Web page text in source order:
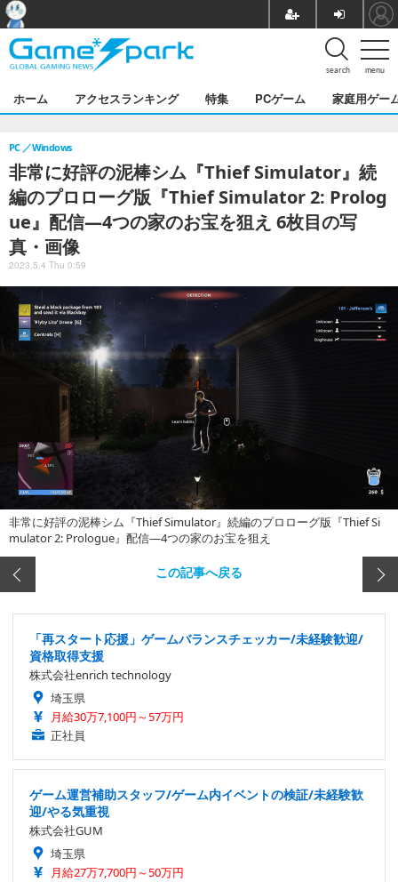
menu
search
ホーム アクセスランキング 特集 PCゲーム 家庭用ゲー
非常に好評の泥棒シム『Thief Simulator』続
編のプロローグ版『Thief Simulator 2: Prolog
ue』配信―4つの家のお宝を狙え 6枚目の写
真・画像
PC Windows
2023.5.4 Thu 0:59
非常に好評の泥棒シム『Thief Simulator』続編のプロローグ版『Thief Si
mulator 2: Prologue』配信―4つの家のお宝を狙え
この記事へ戻る
「再スタート応援」ゲームバランスチェッカー/未経験歓迎/
資格取得支援
株式会社enrich technology
埼玉県
月給30万7,100円～57万円
正社員
ゲーム運営補助スタッフ/ゲーム内イベントの検証/未経験歓
迎/やる気重視
株式会社GUM
埼玉県
月給27万7,700円～50万円